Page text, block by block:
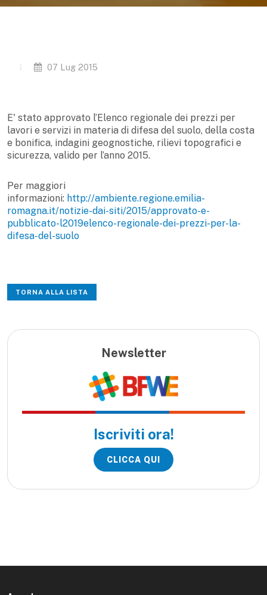
07 Lug 2015
E' stato approvato l’Elenco regionale dei prezzi per
lavori e servizi in materia di difesa del suolo, della costa
e bonifica, indagini geognostiche, rilievi topografici e
sicurezza, valido per l’anno 2015.
Per maggiori
informazioni: http://ambiente.regione.emilia-
romagna.it/notizie-dai-siti/2015/approvato-e-
pubblicato-l2019elenco-regionale-dei-prezzi-per-la-
difesa-del-suolo
TORNA ALLA LISTA
Newsletter
Iscriviti ora!
CLICCA QUI